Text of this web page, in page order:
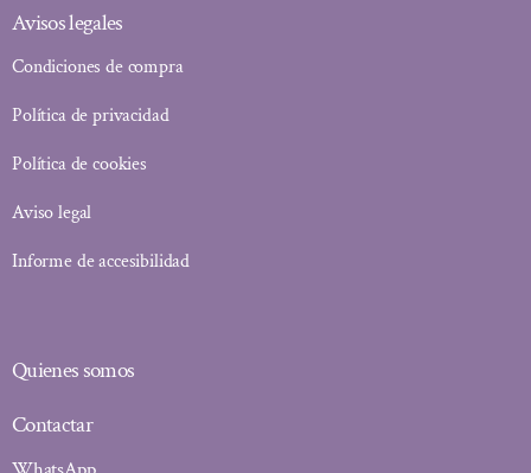
Avisos legales
Condiciones de compra
Política de privacidad
Política de cookies
Aviso legal
Informe de accesibilidad
Quienes somos
Contactar